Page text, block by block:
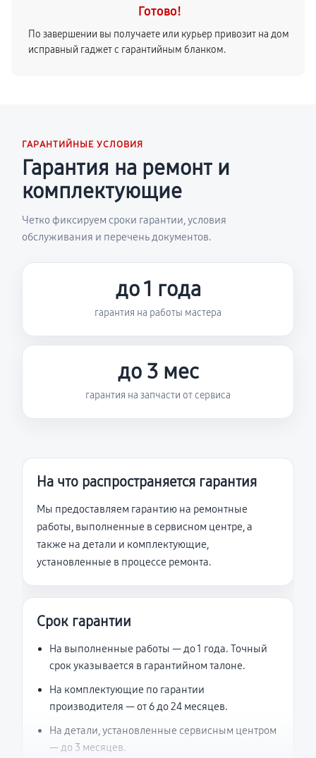
Готово!
По завершении вы получаете или курьер привозит на дом
исправный гаджет с гарантийным бланком.
ГАРАНТИЙНЫЕ УСЛОВИЯ
Гарантия на ремонт и
комплектующие
Четко фиксируем сроки гарантии, условия
обслуживания и перечень документов.
до 1 года
гарантия на работы мастера
до 3 мес
гарантия на запчасти от сервиса
На что распространяется гарантия
Мы предоставляем гарантию на ремонтные
работы, выполненные в сервисном центре, а
также на детали и комплектующие,
установленные в процессе ремонта.
Срок гарантии
На выполненные работы — до 1 года. Точный
срок указывается в гарантийном талоне.
На комплектующие по гарантии
производителя — от 6 до 24 месяцев.
На детали, установленные сервисным центром
— до 3 месяцев.